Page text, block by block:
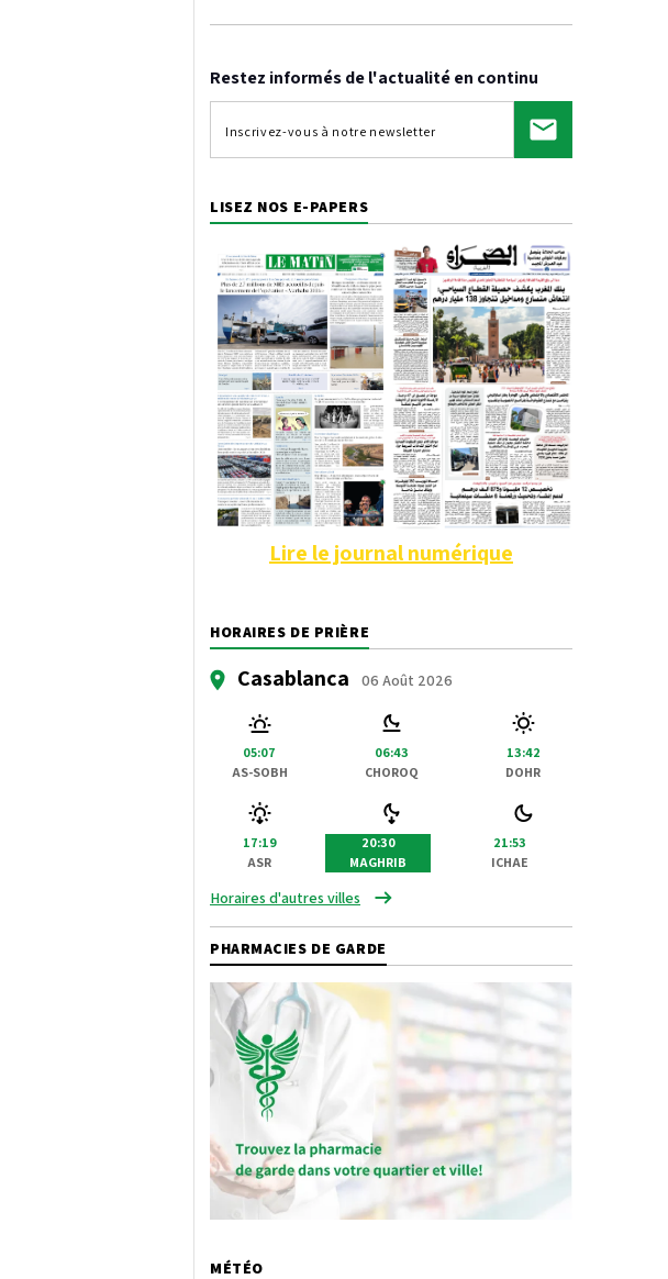
Restez informés de l'actualité en continu
LISEZ NOS E-PAPERS
Lire le journal numérique
HORAIRES DE PRIÈRE
Casablanca 06 Août 2026
05:07
AS-SOBH
06:43
CHOROQ
13:42
DOHR
17:19
ASR
20:30
MAGHRIB
21:53
ICHAE
Horaires d'autres villes
PHARMACIES DE GARDE
MÉTÉO